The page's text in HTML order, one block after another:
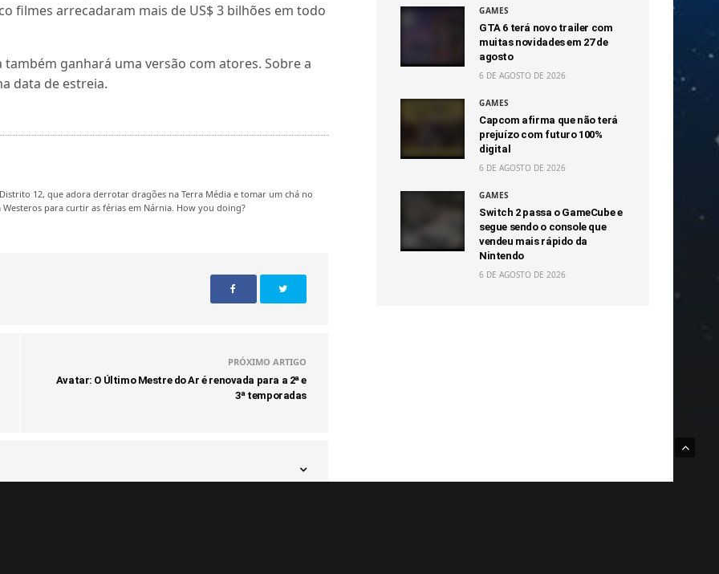
filmes arrecadaram mais de US$ 3 bilhões em todo
ganhará uma versão com atores. Sobre a
data de estreia.
12, que adora derrotar dragões na Terra Média e tomar um chá no
para curtir as férias em Nárnia. How you doing?
PRÓXIMO ARTIGO
Avatar: O Último Mestre do Ar é renovada para a 2ª e
3ª temporadas
GAMES
GTA 6 terá novo trailer com
muitas novidades em 27 de
agosto
6 DE AGOSTO DE 2026
GAMES
Capcom afirma que não terá
prejuízo com futuro 100%
digital
6 DE AGOSTO DE 2026
GAMES
Switch 2 passa o GameCube e
segue sendo o console que
vendeu mais rápido da
Nintendo
6 DE AGOSTO DE 2026